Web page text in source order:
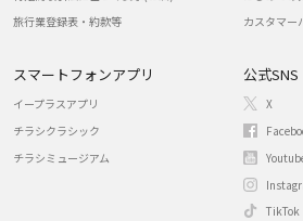
旅行業登録表・約款等
カスタマー
スマートフォンアプリ
イープラスアプリ
チラシクラシック
チラシミュージアム
公式SNS
X
TikTok